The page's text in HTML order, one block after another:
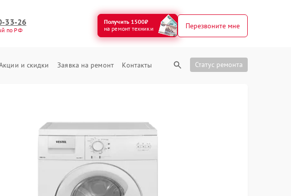
33-26
по РФ
Получить 1500₽
на ремонт техники
Перезвоните мне
и скидки Заявка на ремонт Контакты Статус ремонта